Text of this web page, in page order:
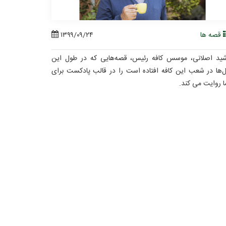
قصه ها
۱۳۹۹/۰۹/۲۴
اصلانی، موسس کافه رئیس، قصه‌هایی که در طول این
در شعب این کافه افتاده است را در قالب پادکست برای
روایت می کند.